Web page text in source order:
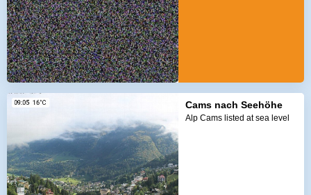
Cams nach Seehöhe
Alp Cams listed at sea level